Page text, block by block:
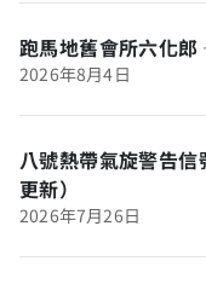
跑馬地舊會所六化
2026年8月4日
八號熱帶氣旋警告
更新）
2026年7月26日